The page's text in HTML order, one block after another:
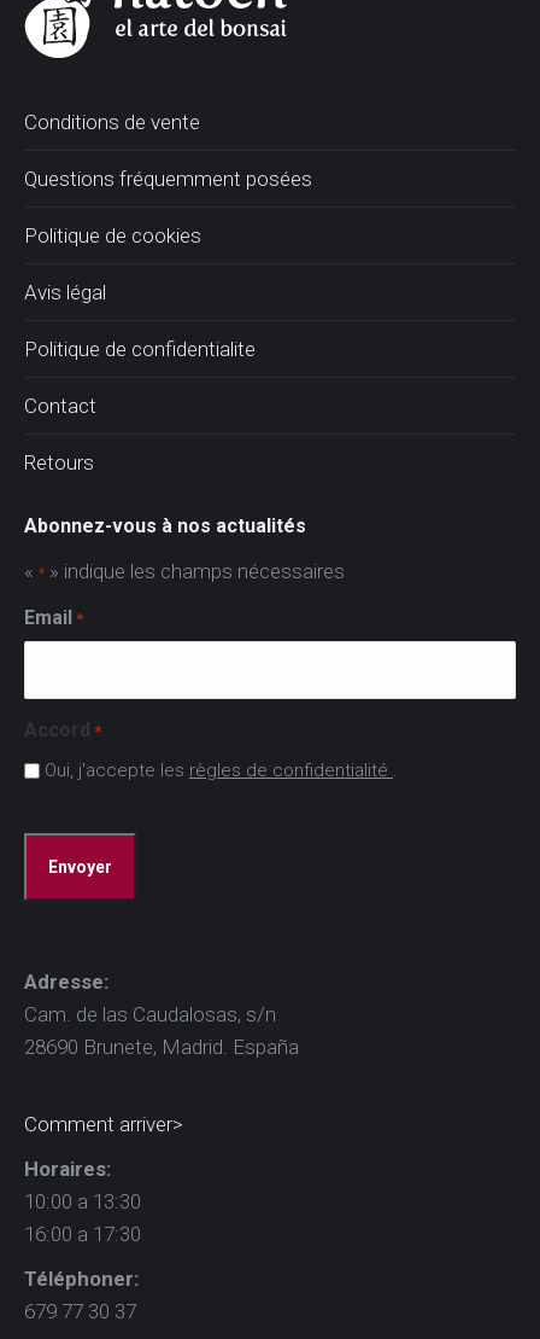
Conditions de vente
Questions fréquemment posées
Politique de cookies
Avis légal
Politique de confidentialite
Contact
Retours
Abonnez-vous à nos actualités
« * » indique les champs nécessaires
Email *
Accord *
Oui, j'accepte les règles de confidentialité .
Adresse:
Cam. de las Caudalosas, s/n
28690 Brunete, Madrid. España
Comment arriver>
Horaires:
10:00 a 13:30
16:00 a 17:30
Téléphoner:
679 77 30 37